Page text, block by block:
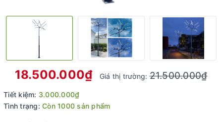
18.500.000₫ Giá thị trường:21.500.000₫
Tiết kiệm: 3.000.000₫
Tình trạng: Còn 1000 sản phẩm